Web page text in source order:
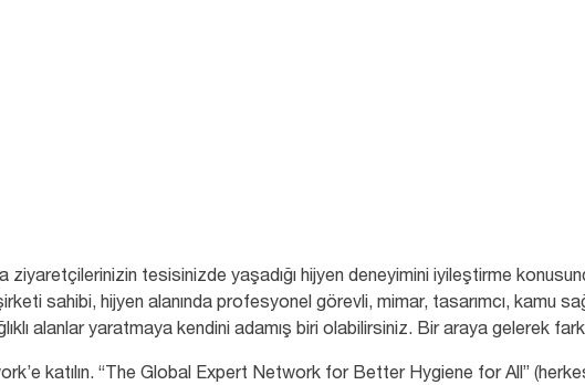
ziyaretçilerinizin tesisinizde yaşadığı hijyen deneyimini iyileştirme
sahibi, hijyen alanında profesyonel görevli, mimar, tasarımcı, kamu
alanlar yaratmaya kendini adamış biri olabilirsiniz. Bir araya gelerek
katılın. “The Global Expert Network for Better Hygiene for All”